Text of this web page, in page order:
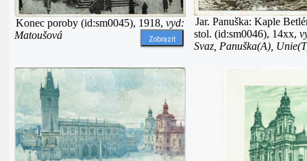
Konec poroby (id:sm0045), 1918, vyd:
Matoušová
Zobrazit
Jar. Panuška: Kaple
stol. (id:sm0046), 14xx,
Svaz, Panuška(A),